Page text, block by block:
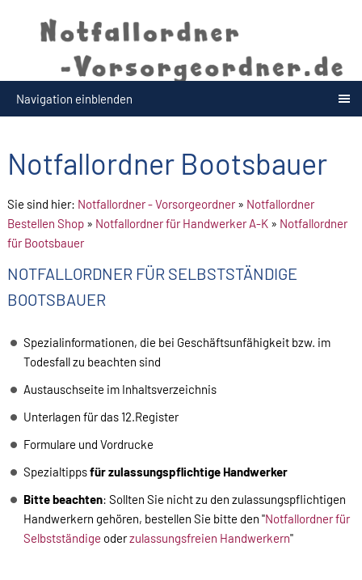
Navigation einblenden
Notfallordner Bootsbauer
Sie sind hier: Notfallordner - Vorsorgeordner» Notfallordner
Bestellen Shop » Notfallordner für Handwerker A-K » Notfallordner
für Bootsbauer
NOTFALLORDNER FÜR SELBSTSTÄNDIGE
BOOTSBAUER
Spezialinformationen, die bei Geschäftsunfähigkeit bzw. im
Todesfall zu beachten sind
Austauschseite im Inhaltsverzeichnis
Unterlagen für das 12.Register
Formulare und Vordrucke
Spezialtippsfür zulassungspflichtige Handwerker
Bitte beachten: Sollten Sie nicht zu den zulassungspflichtigen
Handwerkern gehören, bestellen Sie bitte den "Notfallordner für
Selbstständige oderzulassungsfreien Handwerkern"